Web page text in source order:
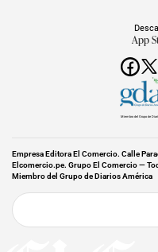
App
Miembro del Grupo de
Empresa Editora El Comercio. Calle
Elcomercio.pe. Grupo El Comercio —
Miembro del Grupo de Diarios América